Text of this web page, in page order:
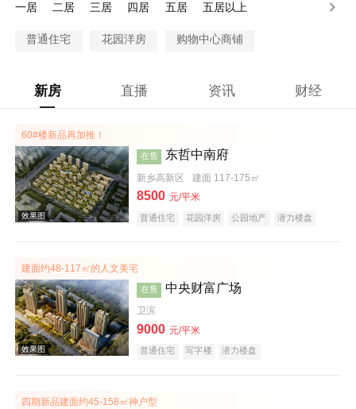
一居
二居 三居 四居 五居 五居以上
普通住宅 花园洋房 购物中心商铺
新房 直播 资讯 财经
60#楼新品再加推！
效果图
在售 东哲中南府
新乡高新区 建面 117-175㎡
8500 元/平米
普通住宅 花园洋房 公园地产
潜力楼盘
建面约48-117㎡的人文美宅
在售 中央财富广场
卫滨
9000 元/平米
普通住宅 写字楼 潜力楼盘
四期新品建面约45-158㎡神户型